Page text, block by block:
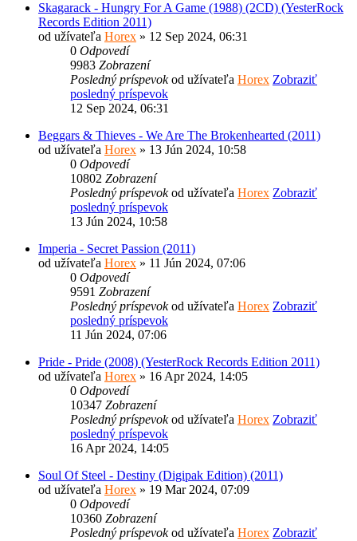
Skagarack - Hungry For A Game (1988) (2CD) (YesterRock
Records Edition 2011)
od užívateľa Horex » 12 Sep 2024, 06:31
0 Odpovedí
9983 Zobrazení
Posledný príspevokod užívateľa Horex Zobraziť
posledný príspevok
12 Sep 2024, 06:31
Beggars & Thieves - We Are The Brokenhearted (2011)
od užívateľa Horex » 13 Jún 2024, 10:58
0 Odpovedí
10802 Zobrazení
Posledný príspevokod užívateľa Horex Zobraziť
posledný príspevok
13 Jún 2024, 10:58
Imperia - Secret Passion (2011)
od užívateľa Horex » 11 Jún 2024, 07:06
0 Odpovedí
9591 Zobrazení
Posledný príspevokod užívateľa Horex Zobraziť
posledný príspevok
11 Jún 2024, 07:06
Pride - Pride (2008) (YesterRock Records Edition 2011)
od užívateľa Horex » 16 Apr 2024, 14:05
0 Odpovedí
10347 Zobrazení
Posledný príspevokod užívateľa Horex Zobraziť
posledný príspevok
16 Apr 2024, 14:05
Soul Of Steel - Destiny (Digipak Edition) (2011)
od užívateľa Horex » 19 Mar 2024, 07:09
0 Odpovedí
10360 Zobrazení
Posledný príspevokod užívateľa Horex Zobraziť